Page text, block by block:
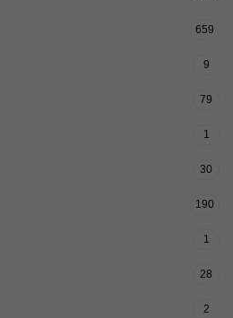
659
9
79
1
30
190
1
28
2